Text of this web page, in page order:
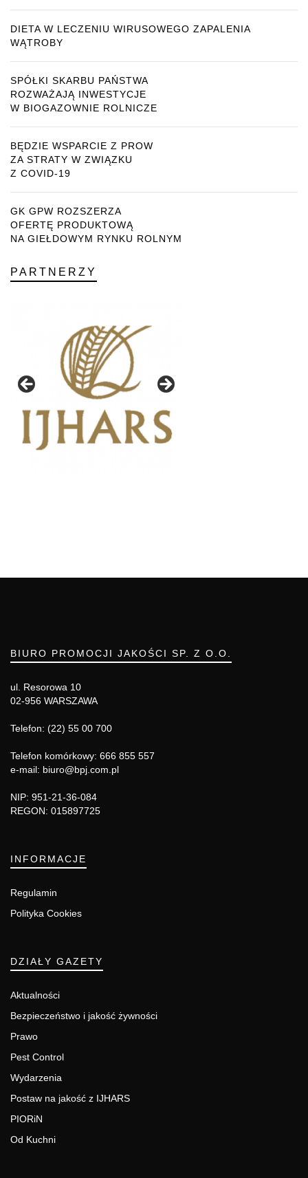
DIETA W LECZENIU WIRUSOWEGO ZAPALENIA
WĄTROBY
SPÓŁKI SKARBU PAŃSTWA
ROZWAŻAJĄ INWESTYCJE
W BIOGAZOWNIE ROLNICZE
BĘDZIE WSPARCIE Z PROW
ZA STRATY W ZWIĄZKU
Z COVID-19
GK GPW ROZSZERZA
OFERTĘ PRODUKTOWĄ
NA GIEŁDOWYM RYNKU ROLNYM
PARTNERZY
BIURO PROMOCJI JAKOŚCI SP. Z O.O.
ul. Resorowa 10
02-956 WARSZAWA
Telefon: (22) 55 00 700
Telefon komórkowy: 666 855 557
e-mail: biuro@bpj.com.pl
NIP: 951-21-36-084
REGON: 015897725
INFORMACJE
Regulamin
Polityka Cookies
DZIAŁY GAZETY
Aktualności
Bezpieczeństwo i jakość żywności
Prawo
Pest Control
Wydarzenia
Postaw na jakość z IJHARS
PIORiN
Od Kuchni